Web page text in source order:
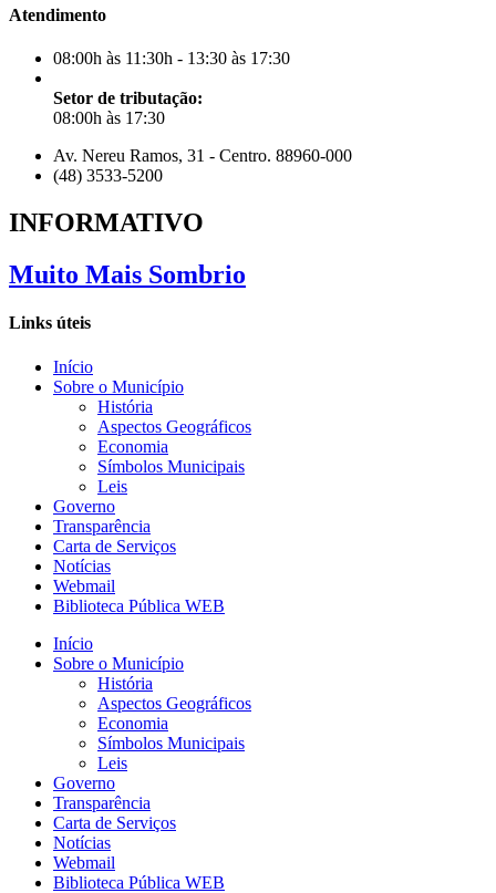
Atendimento
08:00h às 11:30h - 13:30 às 17:30
Setor de tributação:
08:00h às 17:30
Av. Nereu Ramos, 31 - Centro. 88960-000
(48) 3533-5200
INFORMATIVO
Muito Mais Sombrio
Links úteis
Início
Sobre o Município
História
Aspectos Geográficos
Economia
Símbolos Municipais
Leis
Governo
Transparência
Carta de Serviços
Notícias
Webmail
Biblioteca Pública WEB
Início
Sobre o Município
História
Aspectos Geográficos
Economia
Símbolos Municipais
Leis
Governo
Transparência
Carta de Serviços
Notícias
Webmail
Biblioteca Pública WEB